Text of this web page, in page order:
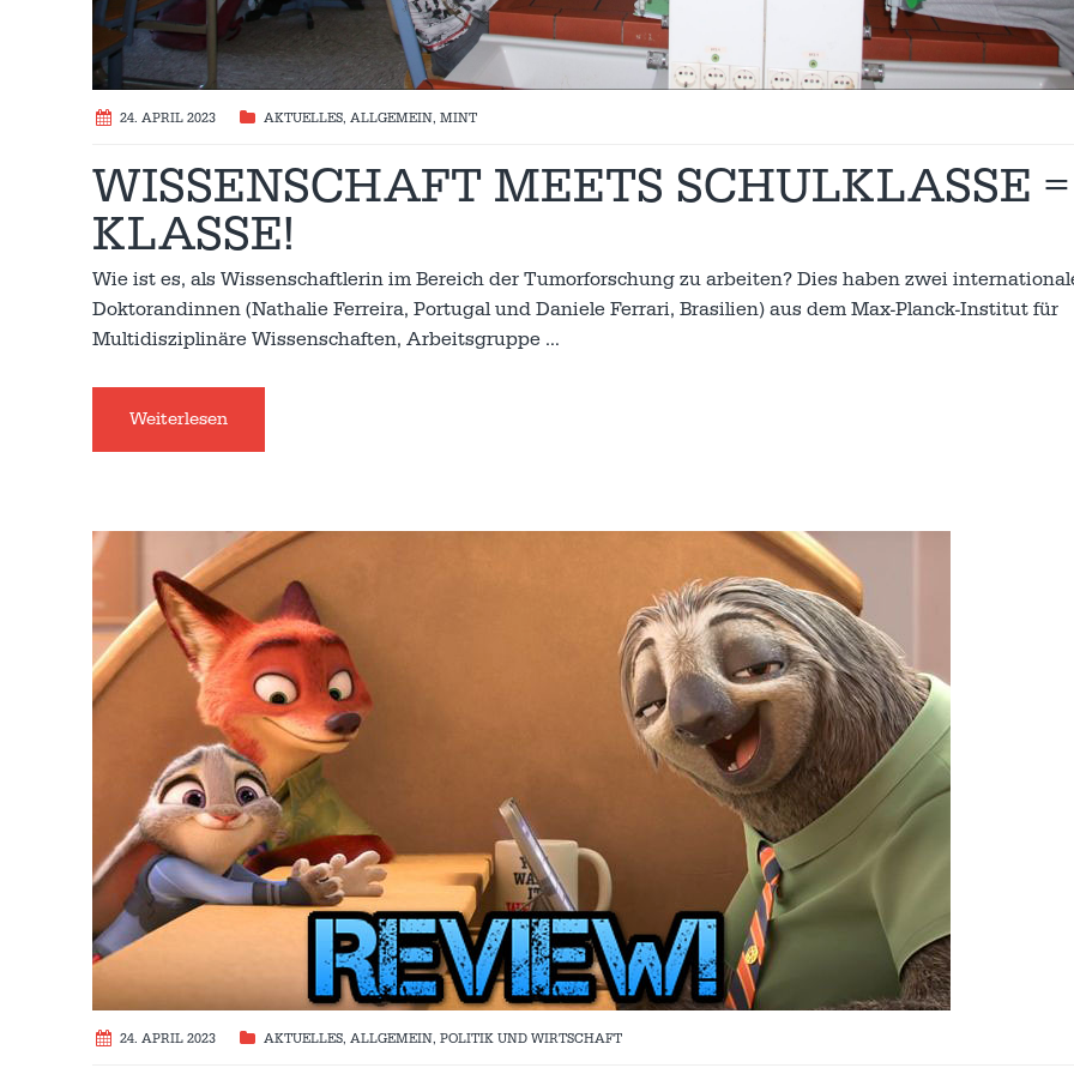
24. APRIL 2023 AKTUELLES, ALLGEMEIN, MINT
WISSENSCHAFT MEETS SCHULKLASSE =
KLASSE!
Wie ist es, als Wissenschaftlerin im Bereich der Tumorforschung zu arbeiten? Dies haben zwei
Doktorandinnen (Nathalie Ferreira, Portugal und Daniele Ferrari, Brasilien) aus dem Max-Planck-Institut für
Multidisziplinäre Wissenschaften, Arbeitsgruppe …
Weiterlesen
24. APRIL 2023 AKTUELLES, ALLGEMEIN, POLITIK UND WIRTSCHAFT